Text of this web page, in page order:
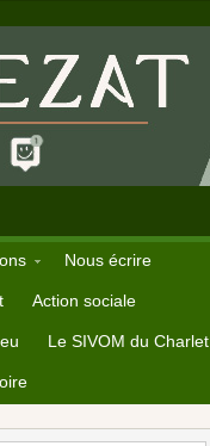
Nous écrire
Action sociale
Le SIVOM du Charlet